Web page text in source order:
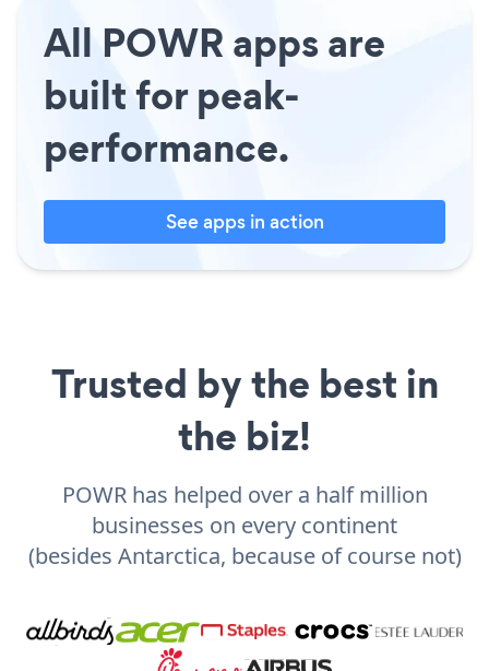
All POWR apps are
built for peak-
performance.
See apps in action
Trusted by the best in
the biz!
POWR has helped over a half million
businesses on every continent
(besides Antarctica, because of course not)